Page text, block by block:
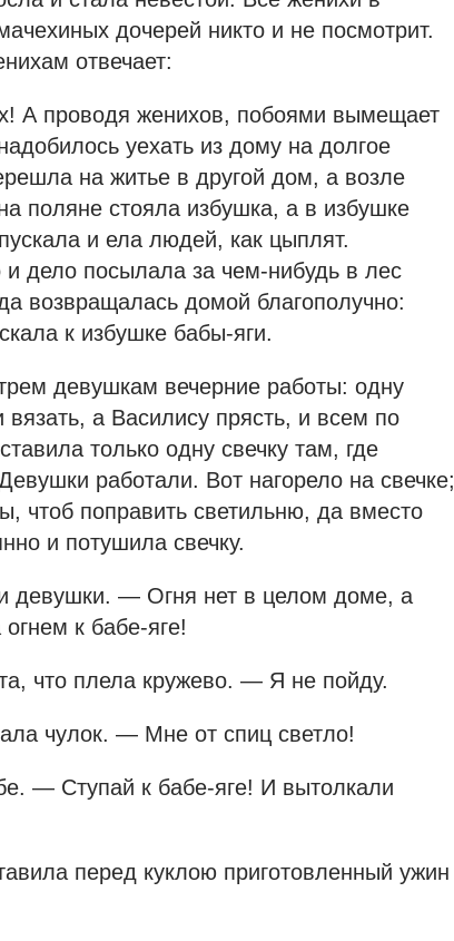
дочерей никто и не посмотрит.
отвечает:
проводя женихов, побоями вымещает
уехать из дому на долгое
на житье в другой дом, а возле
поляне стояла избушка, а в избушке
и ела людей, как цыплят.
дело посылала за чем-нибудь в лес
возвращалась домой благополучно:
к избушке бабы-яги.
девушкам вечерние работы: одну
вязать, а Василису прясть, и всем по
только одну свечку там, где
работали. Вот нагорело на свечке;
чтоб поправить светильню, да вместо
и потушила свечку.
девушки. — Огня нет в целом доме, а
к бабе-яге!
что плела кружево. — Я не пойду.
чулок. — Мне от спиц светло!
— Ступай к бабе-яге! И вытолкали
перед куклою приготовленный ужин